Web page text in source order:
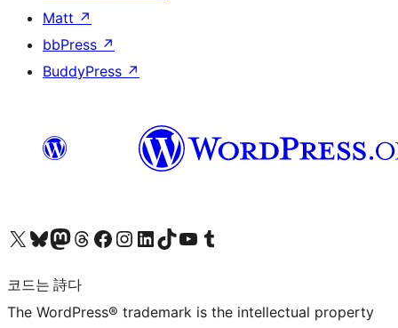
Matt ↗
bbPress ↗
BuddyPress ↗
X(이전 트위터) 계정 방문하기블루스카이 계정 방문하기마스토돈 계정 방문하기스레드 계정 방문하기 페이스북 페이지 방문하기인스타그램 계정 방문하기 LinkedIn 계정 방문하기틱톡 계정 방문하기유튜브 채널 방문하기 텀블러 계정 방문하기
코드는 詩다
The WordPress® trademark is the intellectual property